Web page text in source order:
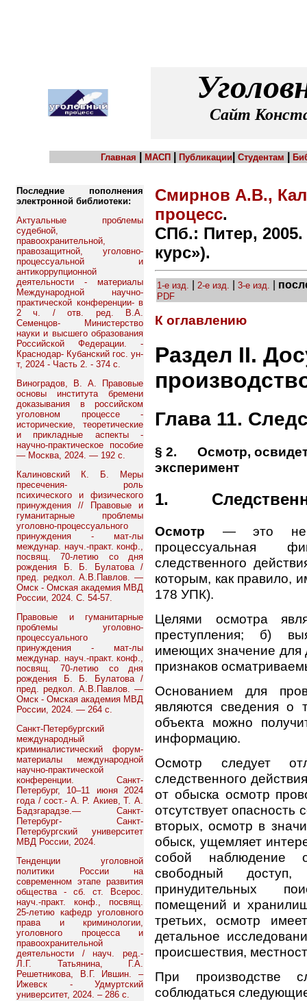
Сайт
Главная МАСП Публикации Студентам
Последние пополнения
электронной библиотеки:
Актуальные проблемы
судебной,
правоохранительной,
правозащитной, уголовно-
процессуальной и
антикоррупционной
деятельности - материалы
Международной научно-
практической конференции- в
2 ч. / отв. ред. В.А.
Семенцов- Министерство
науки и высшего образования
Российской Федерации. -
Краснодар- Кубанский гос. ун-
т, 2024 - Часть 2. - 374 с.
Виноградов, В. А. Правовые
основы института бремени
доказывания в российском
уголовном процессе -
исторические, теоретические
и прикладные аспекты -
научно-практическое пособие
— Москва, 2024. — 192 с.
Калиновский К. Б. Меры
пресечения- роль
психического и физического
принуждения // Правовые и
гуманитарные проблемы
уголовно-процессуального
принуждения - мат-лы
междунар. науч.-практ. конф.,
посвящ. 70-летию со дня
рождения Б. Б. Булатова /
пред. редкол. А.В.Павлов. —
Омск - Омская академия МВД
России, 2024. С. 54-57.
Правовые и гуманитарные
проблемы уголовно-
процессуального
принуждения - мат-лы
междунар. науч.-практ. конф.,
посвящ. 70-летию со дня
рождения Б. Б. Булатова /
пред. редкол. А.В.Павлов. —
Омск - Омская академия МВД
России, 2024. — 264 с.
Санкт-Петербургский
международный
криминалистический форум-
материалы международной
научно-практической
конференции. Санкт-
Петербург, 10–11 июня 2024
года / сост.- А. Р. Акиев, Т. А.
Бадзгарадзе.— Санкт-
Петербург- Санкт-
Петербургский университет
МВД России, 2024.
Тенденции уголовной
политики России на
современном этапе развития
общества - сб. ст. Всерос.
науч.-практ. конф., посвящ.
25-летию кафедр уголовного
права и криминологии,
уголовного процесса и
правоохранительной
деятельности / науч. ред.-
Л.Г. Татьянина, Г.А.
Решетникова, В.Г. Ившин. –
Ижевск - Удмуртский
университет, 2024. – 286 с.
Смирнов А.В.,
процесс.
СПб.: Питер, 2005.
курс»).
1-е изд. 2-е изд. 3-е изд.
PDF
К оглавлению
Раздел II.
Глава 11.
§ 2. Осмотр,
эксперимент
1.
Осмотр — это
процессуальная
следственного
которым, как правило,
178 УПК).
Целями осмотра
преступления; б)
имеющих значение для
признаков
Основанием для
являются сведения о
объекта можно
информацию.
Осмотр следует
следственного
от обыска осмотр
отсутствует опасность
вторых, осмотр в
обыск, ущемляет
собой наблюдение
свободный доступ,
принудительных
помещений и
третьих, осмотр
детальное
происшествия,
При производстве
соблюдаться